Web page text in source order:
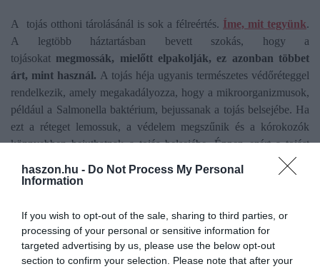
haszon.hu - Do Not Process My Personal
Information
If you wish to opt-out of the sale, sharing to third parties, or
processing of your personal or sensitive information for
targeted advertising by us, please use the below opt-out
section to confirm your selection. Please note that after your
A tojás otthoni tárolásánál is sok a félreértés. Íme, mit tegyünk.
A legtöbb háztartásban bevett szokás, hogy a
tojásokat megmossák, mielőtt elpakolják, ez azonban többet
árt, mint használ. A tojás héja ugyanis természetes védőréteggel
rendelkezik, amely megakadályozza, hogy a mikroorganizmusok,
például a Salmonella baktérium, bejussanak a tojás belsejébe. Ha
ezt a réteget lemossuk, a védelem megszűnik és a kórokozók
könnyebben bejuthatnak a tojás belsejébe. Éppen ezért a tojást
csak közvetlenül felhasználás előtt ajánlott megmosni. A
szennyezett tojást a lehető leghamarabb használjuk fel.
A tojásokat
száraz, hűvös helyen, 2–18°C között, 70–80%
páratartalom mellett ajánlott tárolni.Amennyiben a boltban
hűtőszekrényből vettük ki a tojást,otthon is tegyük hűtőbe,
szakítsuk meg a hűtőláncot. Fontos szabály, hogy ha egyszer a